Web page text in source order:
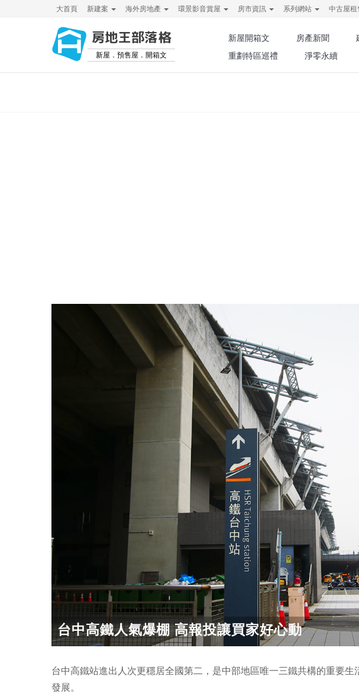
大首頁 新建案 海外房地產 環景影音賞屋 房市資訊 系列網站 中古屋租
房地王部落格
新屋．預售屋．開箱文
新屋開箱文 房產新聞
重劃特區巡禮
淨零永續
台中高鐵人氣爆棚 高報投讓買家好心動
台中高鐵站進出人次更穩居全國第二，是中部地區唯一三鐵共構的重要
發展。